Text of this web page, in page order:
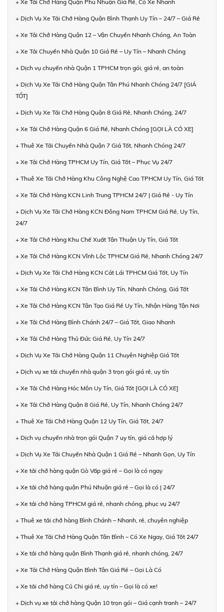
+ Xe Tải Chở Hàng Quận Phú Nhuận Giá Rẻ, Có Xe Nhanh
+ Dịch Vụ Xe Tải Chở Hàng Quận Bình Thạnh Uy Tín – 24/7 – Giá Rẻ
+ Xe Tải Chở Hàng Quận 12 – Vận Chuyển Nhanh Chóng, An Toàn
+ Xe Tải Chuyển Nhà Quận 10 Giá Rẻ – Uy Tín – Nhanh Chóng
+ Dịch vụ chuyển nhà Quận 1 TPHCM trọn gói, giá rẻ, an toàn
+ Dịch Vụ Xe Tải Chở Hàng Quận Tân Phú Nhanh Chóng 24/7 [GIÁ
TỐT]
+ Dịch Vụ Xe Tải Chở Hàng Quận 8 Giá Rẻ, Nhanh Chóng, 24/7
+ Xe Tải Chở Hàng Quận 6 Giá Rẻ, Nhanh Chóng [GỌI LÀ CÓ XE]
+ Thuê Xe Tải Chuyển Nhà Quận 7 Giá Tốt, Nhanh Chóng 24/7
+ Xe Tải Chở Hàng TPHCM Uy Tín, Giá Tốt – Phục Vụ 24/7
+ Thuê Xe Tải Chở Hàng Khu Công Nghệ Cao TPHCM Uy Tín, Giá Tốt
+ Xe Tải Chở Hàng KCN Linh Trung TPHCM 24/7 | Giá Rẻ - Uy Tín
+ Dịch Vụ Xe Tải Chở Hàng KCN Đông Nam TPHCM Giá Rẻ, Uy Tín,
24/7
+ Xe Tải Chở Hàng Khu Chế Xuất Tân Thuận Uy Tín, Giá Tốt
+ Xe Tải Chở Hàng KCN Vĩnh Lộc TPHCM Giá Rẻ, Nhanh Chóng 24/7
+ Dịch Vụ Xe Tải Chở Hàng KCN Cát Lái TPHCM Giá Tốt, Uy Tín
+ Xe Tải Chở Hàng KCN Tân Bình Uy Tín, Nhanh Chóng, Giá Tốt
+ Xe Tải Chở Hàng KCN Tân Tạo Giá Rẻ Uy Tín, Nhận Hàng Tận Nơi
+ Xe Tải Chở Hàng Bình Chánh 24/7 – Giá Tốt, Giao Nhanh
+ Xe Tải Chở Hàng Thủ Đức Giá Rẻ, Uy Tín 24/7
+ Dịch Vụ Xe Tải Chở Hàng Quận 11 Chuyên Nghiệp Giá Tốt
+ Dịch vụ xe tải chuyển nhà quận 3 trọn gói giá rẻ, uy tín
+ Xe Tải Chở Hàng Hóc Môn Uy Tín, Giá Tốt [GỌI LÀ CÓ XE]
+ Xe Tải Chở Hàng Quận 8 Giá Rẻ, Uy Tín, Nhanh Chóng 24/7
+ Thuê Xe Tải Chở Hàng Quận 12 Uy Tín, Giá Tốt, 24/7
+ Dịch vụ chuyển nhà trọn gói Quận 7 uy tín, giá cả hợp lý
+ Dịch Vụ Xe Tải Chuyển Nhà Quận 1 Giá Rẻ – Nhanh Gọn, Uy Tín
+ Xe tải chở hàng quận Gò Vấp giá rẻ – Gọi là có ngay
+ Xe tải chở hàng quận Phú Nhuận giá rẻ – Gọi là có | 24/7
+ Xe tải chở hàng TPHCM giá rẻ, nhanh chóng, phục vụ 24/7
+ Thuê xe tải chở hàng Bình Chánh – Nhanh, rẻ, chuyên nghiệp
+ Thuê Xe Tải Chở Hàng Quận Tân Bình – Có Xe Ngay, Giá Tốt 24/7
+ Xe tải chở hàng quận Bình Thạnh giá rẻ, nhanh chóng, 24/7
+ Xe Tải Chở Hàng Quận Bình Tân Giá Rẻ – Gọi Là Có
+ Xe tải chở hàng Củ Chi giá rẻ, uy tín – Gọi là có xe!
+ Dịch vụ xe tải chở hàng Quận 10 trọn gói – Giá cạnh tranh – 24/7